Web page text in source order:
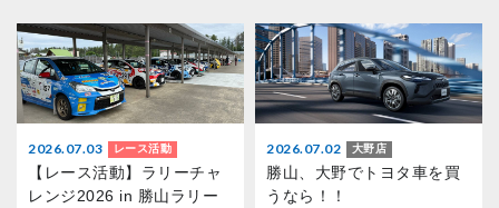
2026.07.03 レース活動
【レース活動】ラリーチャ
レンジ2026 in 勝山ラリー
2026.07.02 大野店
勝山、大野でトヨタ車を買
うなら！！